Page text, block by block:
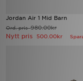
Jordan Air 1 Mid Barn
Ord. pris980.00kr
Nytt pris 500.00kr